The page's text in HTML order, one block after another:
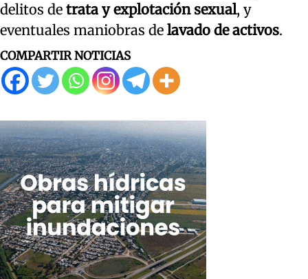
delitos de trata y explotación sexual, y
eventuales maniobras de lavado de activos.
COMPARTIR NOTICIAS